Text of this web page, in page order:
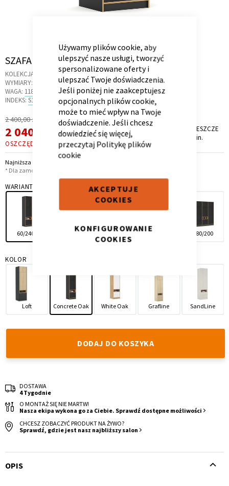
Używamy plików cookie, aby
ulepszyć nasze usługi, tworzyć
spersonalizowane oferty i
ulepszać Twoje doświadczenia.
Jeśli poniżej nie zaakceptujesz
opcjonalnych plików cookie,
może to mieć wpływ na Twoje
doświadczenie. Jeśli chcesz
dowiedzieć się więcej,
przeczytaj Politykę plików
cookie
AKCEPTUJE
COOKIES
KONFIGUROWANIE
COOKIES
Skip
the
beginning
of
images
gallery
SZAFA 60-2-60L/240 MODE CONCRETE OAK
KOLEKCJA:
CONCRETE OAK
WYMIARY:
61.2 X 58 X 240 CM
WAGA: 118 KG
INDEKS: S1.43
Regularna
Cena
2 400,00 zł
Cena
promocyjna
2 040,00 zł*
OSZCZĘDZASZ 360,00 ZŁ
PROMOCJA TRWA JESZCZE
9 dni, 22 godz. i 3 min.
Najniższa cena z 30 dni przed obniżką: 2 040,00 zł
* Dla zamówień powyżej 6 999,00 zł
WARIANT
60/240L 60/240P 120/240 180/240 180/200
KOLOR
Loft Concrete Oak White Oak Grafline SandLine
DODAJ DO KOSZYKA
DOSTAWA
4 Tygodnie
O MONTAŻ SIĘ NIE MARTW!
Nasza ekipa wykona go za Ciebie. Sprawdź dostępne możliwości
CHCESZ ZOBACZYĆ PRODUKT NA ŻYWO?
Sprawdź, gdzie jest nasz najbliższy salon
OPIS
Kontenerek Półka i szafka wisząca
Toaletka Skrzynia i stolik
Krzesło i fotel Wszystkie meble